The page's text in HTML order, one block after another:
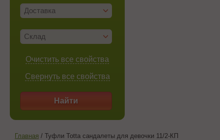
Доставка
Склад
Очистить все свойства
Свернуть все свойства
Найти
Главная / Туфли Totta сандалеты для девочки 11/2-КП